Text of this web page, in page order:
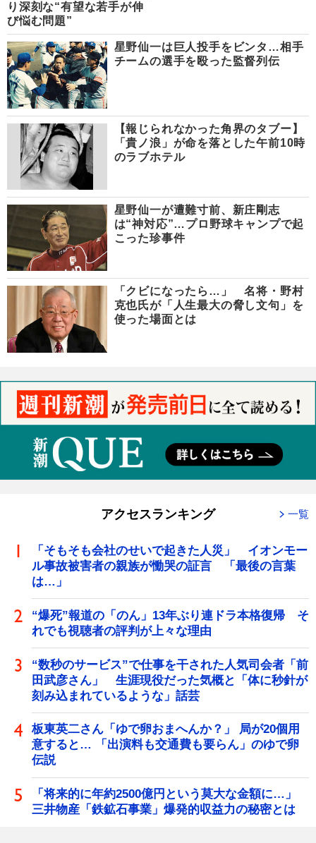
り深刻な“有望な若手が伸
び悩む問題”
星野仙一は巨人投手をビンタ…相手
チームの選手を殴った監督列伝
【報じられなかった角界のタブー】
「貴ノ浪」が命を落とした午前10時
のラブホテル
星野仙一が遭難寸前、新庄剛志
は“神対応”…プロ野球キャンプで起
こった珍事件
「クビになったら…」 名将・野村
克也氏が「人生最大の脅し文句」を
使った場面とは
アクセスランキング 一覧
「そもそも会社のせいで起きた人災」 イオンモー
ル事故被害者の親族が慟哭の証言 「最後の言葉
は…」
“爆死”報道の「のん」13年ぶり連ドラ本格復帰 そ
れでも視聴者の評判が上々な理由
“数秒のサービス”で仕事を干された人気司会者「前
田武彦さん」 生涯現役だった気概と「体に秒針が
刻み込まれているような」話芸
板東英二さん「ゆで卵おまへんか？」 局が20個用
意すると… 「出演料も交通費も要らん」のゆで卵
伝説
「将来的に年約2500億円という莫大な金額に…」
三井物産「鉄鉱石事業」爆発的収益力の秘密とは